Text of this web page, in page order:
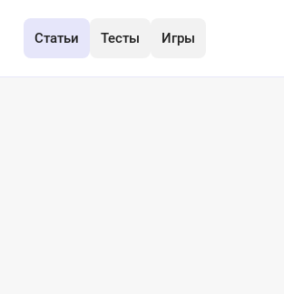
Статьи Тесты Игры